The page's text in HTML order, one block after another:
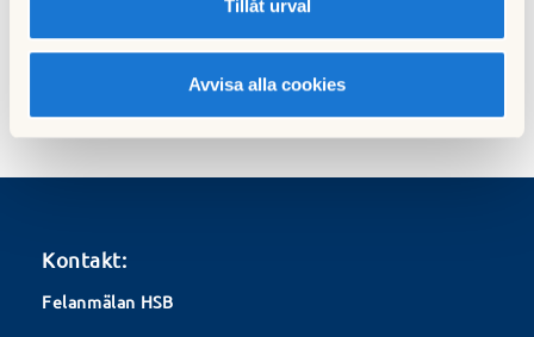
Tillåt urval
Avvisa alla cookies
Kontakt:
Felanmälan HSB